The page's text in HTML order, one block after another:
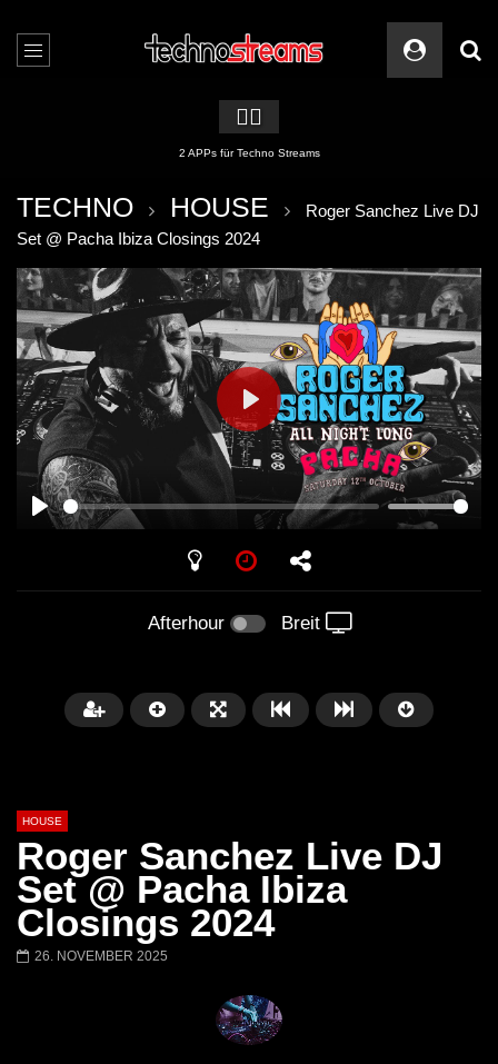
🏳️‍🌈
2 APPs für Techno Streams
TECHNO HOUSE
Roger Sanchez Live DJ
Set @ Pacha Ibiza Closings 2024
PLAY
PLAY
Afterhour Breit
00:20:23
Maravilla @ Tecate Pal Norte
2023 Monterrey NL 3 31 23
HOUSE
Roger Sanchez Live DJ
Set @ Pacha Ibiza
Closings 2024
26. NOVEMBER 2025